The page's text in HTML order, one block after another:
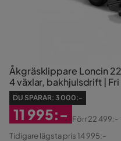
Åkgräsklippare Loncin
4 växlar, bakhjulsdrift |
DU SPARAR: 3 000:-
Rabatterat
11 995:-
Original
Förr22 499:-
Tidigare lägsta pris 14 995:-